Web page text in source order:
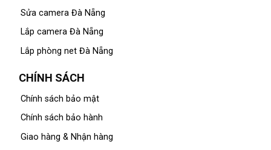
Sửa camera Đà Nẵng
Lắp camera Đà Nẵng
Lắp phòng net Đà Nẵng
CHÍNH SÁCH
Chính sách bảo mật
Chính sách bảo hành
Giao hàng & Nhận hàng